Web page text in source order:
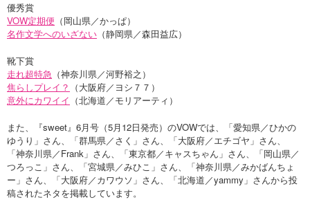
優秀賞
VOW定期便 （岡山県／かっぱ）
名作文学へのいざない （静岡県／森田益広）
靴下賞
走れ超特急 （神奈川県／河野裕之）
焦らしプレイ？ （大阪府／ヨシ７７）
意外にカワイイ （北海道／モリアーティ）
また、『sweet』6月号（5月12日発売）のVOWでは、「愛知県／ひかの
ゆうり」さん、「群馬県／さく」さん、「大阪府／エチゴヤ」さん、
「神奈川県／Frank」さん、「東京都／キャスちゃん」さん、「岡山県／
つろっこ」さん、「宮城県／みひこ」さん、「神奈川県／みかばんちょ
ー」さん、「大阪府／カワウソ」さん、「北海道／yammy」さんから投
稿されたネタを掲載しています。